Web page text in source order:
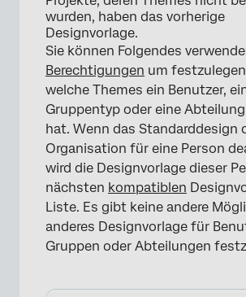
wurden, haben das vorherige
Designvorlage.
Sie können Folgendes
Berechtigungen um
welche Themes ein Benutzer,
Gruppentyp oder eine
hat. Wenn das Standarddesign
Organisation für eine Person
wird die Designvorlage dieser
nächsten kompatiblen
Liste. Es gibt keine andere
anderes Designvorlage für
Gruppen oder Abteilungen